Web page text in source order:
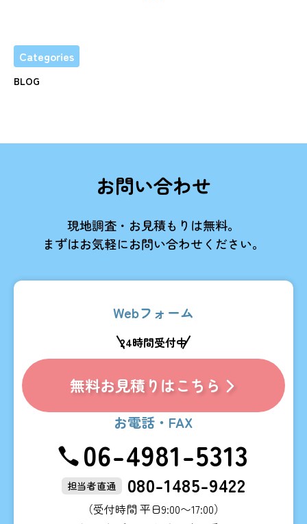
Categories
BLOG
お問い合わせ
現地調査・お見積もりは無料。
まずはお気軽にお問い合わせください。
お電話・FAX
06-4981-5313
担当者直通 080-1485-9422
（受付時間 平日9:00〜17:00）
Webフォーム
24時間受付中
無料お見積りはこちら